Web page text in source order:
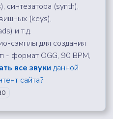
синтезатора (synth),
(keys),
и т.д.
сэмплы для создания
формат OGG, 90 BPM,
все звуки данной
сайта?